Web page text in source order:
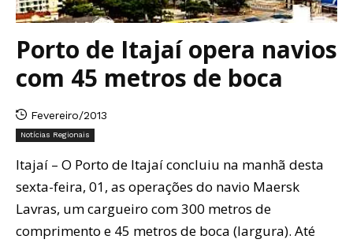
Porto de Itajaí opera navios
com 45 metros de boca
Fevereiro/2013
Notícias Regionais
Itajaí – O Porto de Itajaí concluiu na manhã desta
sexta-feira, 01, as operações do navio Maersk
Lavras, um cargueiro com 300 metros de
comprimento e 45 metros de boca (largura). Até